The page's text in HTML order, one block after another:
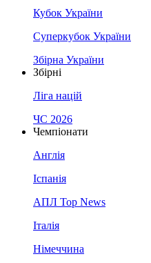
Кубок України
Суперкубок України
Збірна України
Збірні
Ліга націй
ЧС 2026
Чемпіонати
Англія
Іспанія
АПЛ Top News
Італія
Німеччина